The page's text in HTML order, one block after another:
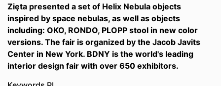
Zięta presented a set of Helix Nebula objects
inspired by space nebulas, as well as objects
including: OKO, RONDO, PLOPP stool in new color
versions. The fair is organized by the Jacob Javits
Center in New York. BDNY is the world's leading
interior design fair with over 650 exhibitors.